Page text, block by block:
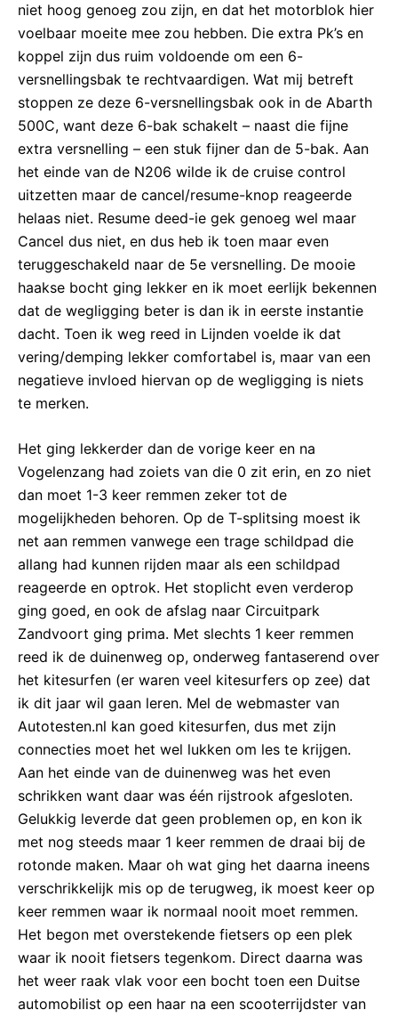
niet hoog genoeg zou zijn, en dat het motorblok hier
voelbaar moeite mee zou hebben. Die extra Pk’s en
koppel zijn dus ruim voldoende om een 6-
versnellingsbak te rechtvaardigen. Wat mij betreft
stoppen ze deze 6-versnellingsbak ook in de Abarth
500C, want deze 6-bak schakelt – naast die fijne
extra versnelling – een stuk fijner dan de 5-bak. Aan
het einde van de N206 wilde ik de cruise control
uitzetten maar de cancel/resume-knop reageerde
helaas niet. Resume deed-ie gek genoeg wel maar
Cancel dus niet, en dus heb ik toen maar even
teruggeschakeld naar de 5e versnelling. De mooie
haakse bocht ging lekker en ik moet eerlijk bekennen
dat de wegligging beter is dan ik in eerste instantie
dacht. Toen ik weg reed in Lijnden voelde ik dat
vering/demping lekker comfortabel is, maar van een
negatieve invloed hiervan op de wegligging is niets
te merken.
Het ging lekkerder dan de vorige keer en na
Vogelenzang had zoiets van die 0 zit erin, en zo niet
dan moet 1-3 keer remmen zeker tot de
mogelijkheden behoren. Op de T-splitsing moest ik
net aan remmen vanwege een trage schildpad die
allang had kunnen rijden maar als een schildpad
reageerde en optrok. Het stoplicht even verderop
ging goed, en ook de afslag naar Circuitpark
Zandvoort ging prima. Met slechts 1 keer remmen
reed ik de duinenweg op, onderweg fantaserend over
het kitesurfen (er waren veel kitesurfers op zee) dat
ik dit jaar wil gaan leren. Mel de webmaster van
Autotesten.nl kan goed kitesurfen, dus met zijn
connecties moet het wel lukken om les te krijgen.
Aan het einde van de duinenweg was het even
schrikken want daar was één rijstrook afgesloten.
Gelukkig leverde dat geen problemen op, en kon ik
met nog steeds maar 1 keer remmen de draai bij de
rotonde maken. Maar oh wat ging het daarna ineens
verschrikkelijk mis op de terugweg, ik moest keer op
keer remmen waar ik normaal nooit moet remmen.
Het begon met overstekende fietsers op een plek
waar ik nooit fietsers tegenkom. Direct daarna was
het weer raak vlak voor een bocht toen een Duitse
automobilist op een haar na een scooterrijdster van